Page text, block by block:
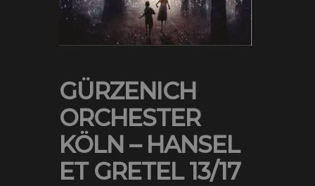
GÜRZENICH
ORCHESTER
KÖLN – HANSEL
ET GRETEL 13/17